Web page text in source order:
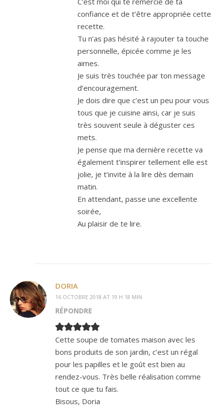
confiance et de t’être appropriée cette
recette.
Tu n’as pas hésité à rajouter ta touche
personnelle, épicée comme je les
aimes.
Je suis très touchée par ton message
d’encouragement.
Je dois dire que c’est un peu pour vous
tous que je cuisine ainsi, car je suis
très souvent seule à déguster ces
mets.
Je pense que ma dernière recette va
également t’inspirer tellement elle est
jolie, je t’invite à la lire dès demain
matin.
En attendant, passe une excellente
soirée,
Au plaisir de te lire.
DORIA
16 OCTOBRE 2018 AT 19 H 18 MIN
RÉPONDRE
Cette soupe de tomates maison avec les
bons produits de son jardin, c’est un régal
pour les papilles et le goût est bien au
rendez-vous. Très belle réalisation comme
tout ce que tu fais.
Bisous, Doria